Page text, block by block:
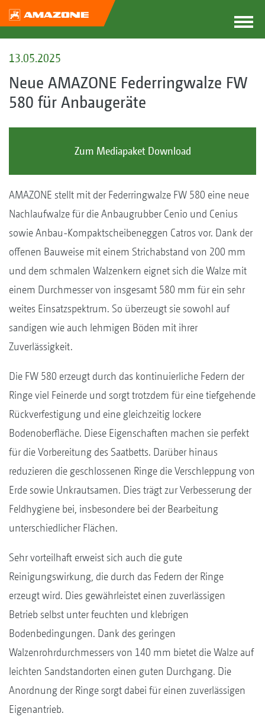
13.05.2025
Neue AMAZONE Federringwalze FW
580 für Anbaugeräte
Zum Mediapaket Download
AMAZONE stellt mit der Federringwalze FW 580 eine neue
Nachlaufwalze für die Anbaugrubber Cenio und Cenius
sowie Anbau-Kompaktscheibeneggen Catros vor. Dank der
offenen Bauweise mit einem Strichabstand von 200 mm
und dem schmalen Walzenkern eignet sich die Walze mit
einem Durchmesser von insgesamt 580 mm für ein sehr
weites Einsatzspektrum. So überzeugt sie sowohl auf
sandigen wie auch lehmigen Böden mit ihrer
Zuverlässigkeit.
Die FW 580 erzeugt durch das kontinuierliche Federn der
Ringe viel Feinerde und sorgt trotzdem für eine tiefgehende
Rückverfestigung und eine gleichzeitig lockere
Bodenoberfläche. Diese Eigenschaften machen sie perfekt
für die Vorbereitung des Saatbetts. Darüber hinaus
reduzieren die geschlossenen Ringe die Verschleppung von
Erde sowie Unkrautsamen. Dies trägt zur Verbesserung der
Feldhygiene bei, insbesondere bei der Bearbeitung
unterschiedlicher Flächen.
Sehr vorteilhaft erweist sich auch die gute
Reinigungswirkung, die durch das Federn der Ringe
erzeugt wird. Dies gewährleistet einen zuverlässigen
Betrieb selbst unter feuchten und klebrigen
Bodenbedingungen. Dank des geringen
Walzenrohrdurchmessers von 140 mm bietet die Walze auf
leichten Sandstandorten einen guten Durchgang. Die
Anordnung der Ringe sorgt dabei für einen zuverlässigen
Eigenantrieb.